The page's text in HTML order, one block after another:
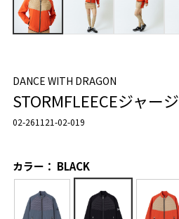
DANCE WITH DRAGON
STORMFLEECEジャージ
02-261121-02-019
カラー： BLACK